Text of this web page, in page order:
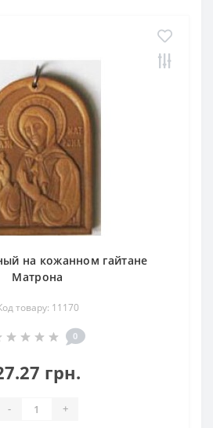
на кожанном гайтане
Матрона
товару: 11170
0
грн.
- +